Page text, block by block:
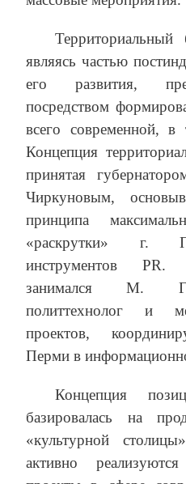
являясь частью
его развития,
посредством
всего современной,
Концепция
принятая
Чиркуновым,
принципа
«раскрутки» г.
инструментов PR.
занимался М.
политтехнолог и
проектов,
Перми в
Концепция
базировалась на
«культурной
активно